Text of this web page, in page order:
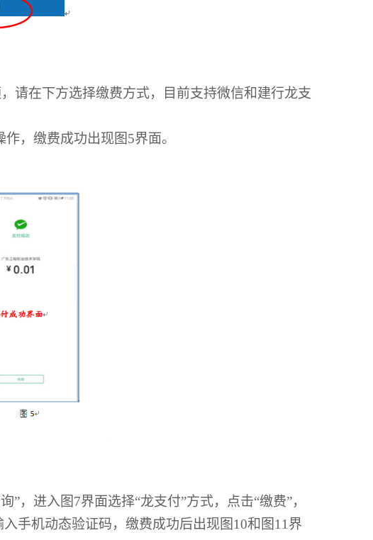
请在下方选择缴费方式，目前支持微信和建行龙支
作，缴费成功出现图5界面。
”，进入图7界面选择“龙支付”方式，点击“缴费”，
入手机动态验证码，缴费成功后出现图10和图11 界